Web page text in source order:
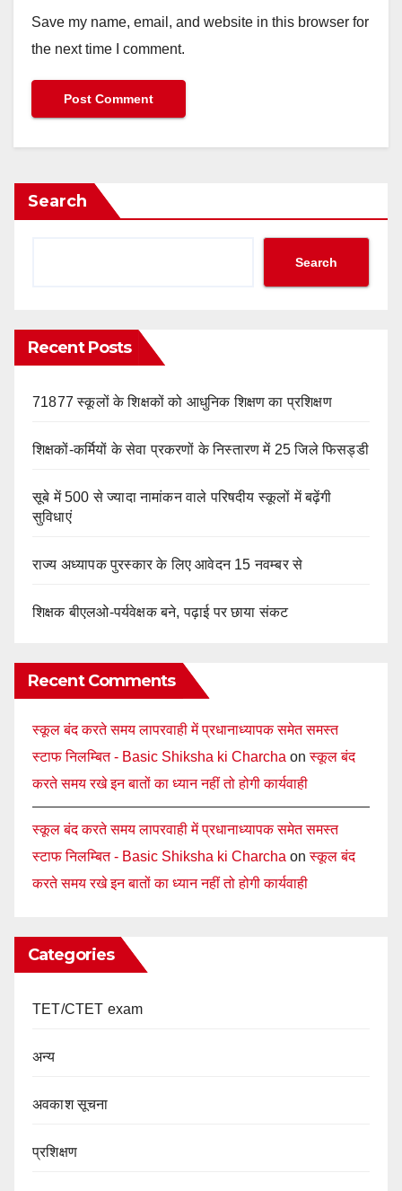
Save my name, email, and website in this browser for
the next time I comment.
Search
Search
Recent Posts
71877 स्कूलों के शिक्षकों को आधुनिक शिक्षण का प्रशिक्षण
शिक्षकों-कर्मियों के सेवा प्रकरणों के निस्तारण में 25 जिले फिसड्डी
सूबे में 500 से ज्यादा नामांकन वाले परिषदीय स्कूलों में बढ़ेंगी
सुविधाएं
राज्य अध्यापक पुरस्कार के लिए आवेदन 15 नवम्बर से
शिक्षक बीएलओ-पर्यवेक्षक बने, पढ़ाई पर छाया संकट
Recent Comments
स्कूल बंद करते समय लापरवाही में प्रधानाध्यापक समेत समस्त
स्टाफ निलम्बित - Basic Shiksha ki Charcha onस्कूल बंद
करते समय रखे इन बातों का ध्यान नहीं तो होगी कार्यवाही
स्कूल बंद करते समय लापरवाही में प्रधानाध्यापक समेत समस्त
स्टाफ निलम्बित - Basic Shiksha ki Charcha onस्कूल बंद
करते समय रखे इन बातों का ध्यान नहीं तो होगी कार्यवाही
Categories
TET/CTET exam
अन्य
अवकाश सूचना
प्रशिक्षण